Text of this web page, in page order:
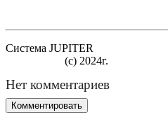
Система
(с) 2024г.
Нет комментариев
Комментировать